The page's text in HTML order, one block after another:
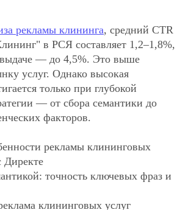
рекламы клининга, средний CTR
в РСЯ составляет 1,2–1,8%,
— до 4,5%. Это выше
услуг. Однако высокая
только при глубокой
— от сбора семантики до
факторов.
рекламы клининговых
Директе
точность ключевых фраз и
клининговых услуг